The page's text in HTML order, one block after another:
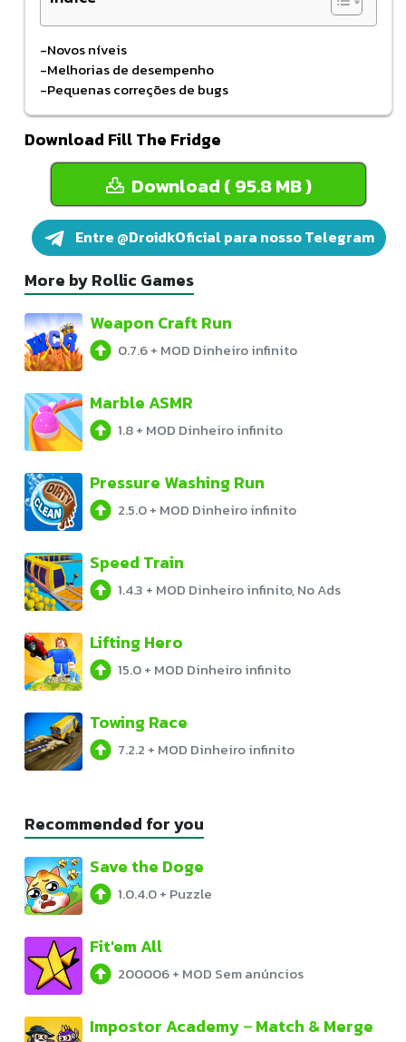
-Novos níveis
-Melhorias de desempenho
-Pequenas correções de bugs
Download Fill The Fridge
Download ( 95.8 MB )
Entre @DroidkOficial para nosso Telegram
More by Rollic Games
Weapon Craft Run
0.7.6+ MOD Dinheiro infinito
Marble ASMR
1.8+ MOD Dinheiro infinito
Pressure Washing Run
2.5.0+ MOD Dinheiro infinito
Speed Train
1.4.3 + MOD Dinheiro infinito, No Ads
Lifting Hero
15.0+ MOD Dinheiro infinito
Towing Race
7.2.2 + MOD Dinheiro infinito
Recommended for you
Save the Doge
1.0.4.0+ Puzzle
Fit'em All
200006+ MOD Sem anúncios
Impostor Academy－Match & Merge